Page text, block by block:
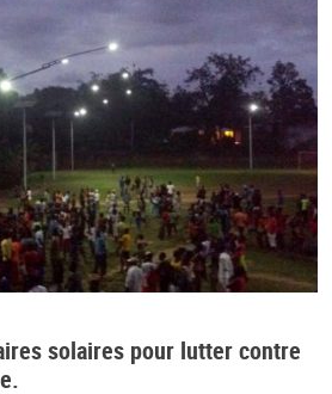
solaires pour lutter contre